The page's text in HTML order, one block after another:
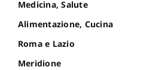
Medicina, Salute
Alimentazione, Cucina
Roma e Lazio
Meridione